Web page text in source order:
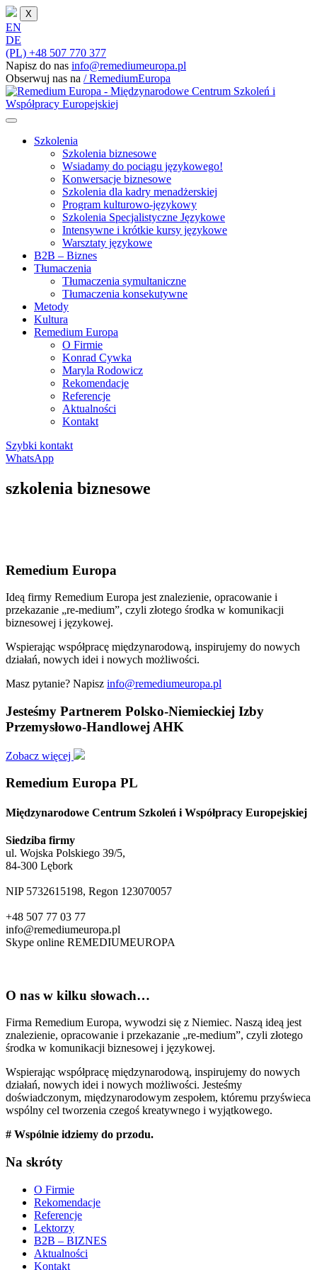
X
EN
DE
(PL) +48 507 770 377
Napisz do nas info@remediumeuropa.pl
Obserwuj nas na / RemediumEuropa
Szkolenia
Szkolenia biznesowe
Wsiadamy do pociągu językowego!
Konwersacje biznesowe
Szkolenia dla kadry menadżerskiej
Program kulturowo-językowy
Szkolenia Specjalistyczne Językowe
Intensywne i krótkie kursy językowe
Warsztaty językowe
B2B – Biznes
Tłumaczenia
Tłumaczenia symultaniczne
Tłumaczenia konsekutywne
Metody
Kultura
Remedium Europa
O Firmie
Konrad Cywka
Maryla Rodowicz
Rekomendacje
Referencje
Aktualności
Kontakt
Szybki kontakt
WhatsApp
szkolenia biznesowe
Remedium Europa
Ideą firmy Remedium Europa jest znalezienie, opracowanie i
przekazanie „re-medium”, czyli złotego środka w komunikacji
biznesowej i językowej.
Wspierając współpracę międzynarodową, inspirujemy do nowych
działań, nowych idei i nowych możliwości.
Masz pytanie? Napisz info@remediumeuropa.pl
Jesteśmy Partnerem Polsko-Niemieckiej Izby
Przemysłowo-Handlowej AHK
Zobacz więcej
Remedium Europa PL
Międzynarodowe Centrum Szkoleń i Współpracy Europejskiej
Siedziba firmy
ul. Wojska Polskiego 39/5,
84-300 Lębork
NIP 5732615198, Regon 123070057
+48 507 77 03 77
info@remediumeuropa.pl
Skype online REMEDIUMEUROPA
O nas w kilku słowach…
Firma Remedium Europa, wywodzi się z Niemiec. Naszą ideą jest
znalezienie, opracowanie i przekazanie „re-medium”, czyli złotego
środka w komunikacji biznesowej i językowej.
Wspierając współpracę międzynarodową, inspirujemy do nowych
działań, nowych idei i nowych możliwości. Jesteśmy
doświadczonym, międzynarodowym zespołem, któremu przyświeca
wspólny cel tworzenia czegoś kreatywnego i wyjątkowego.
# Wspólnie idziemy do przodu.
Na skróty
O Firmie
Rekomendacje
Referencje
Lektorzy
B2B – BIZNES
Aktualności
Kontakt